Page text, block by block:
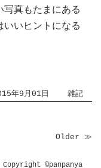
写真もたまにある
いいヒントになる
年9月01日 雑記
Older ≫